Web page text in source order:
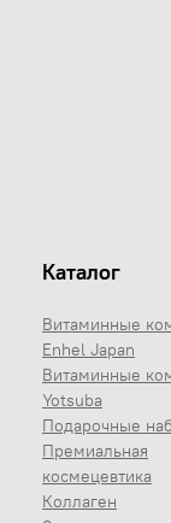
Каталог
Витаминные
Enhel Japan
Витаминные
Yotsuba
Подарочные
Премиальная
космецевтика
Коллаген